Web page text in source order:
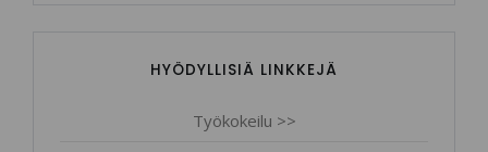
HYÖDYLLISIÄ LINKKEJÄ
Työkokeilu >>